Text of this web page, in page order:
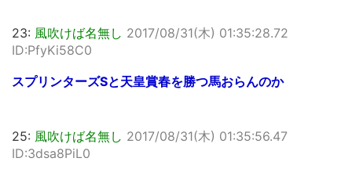
23: 風吹けば名無し 2017/08/31(木) 01:35:28.72
ID:PfyKi58C0
スプリンターズSと天皇賞春を勝つ馬おらんのか
25: 風吹けば名無し 2017/08/31(木) 01:35:56.47
ID:3dsa8PiL0